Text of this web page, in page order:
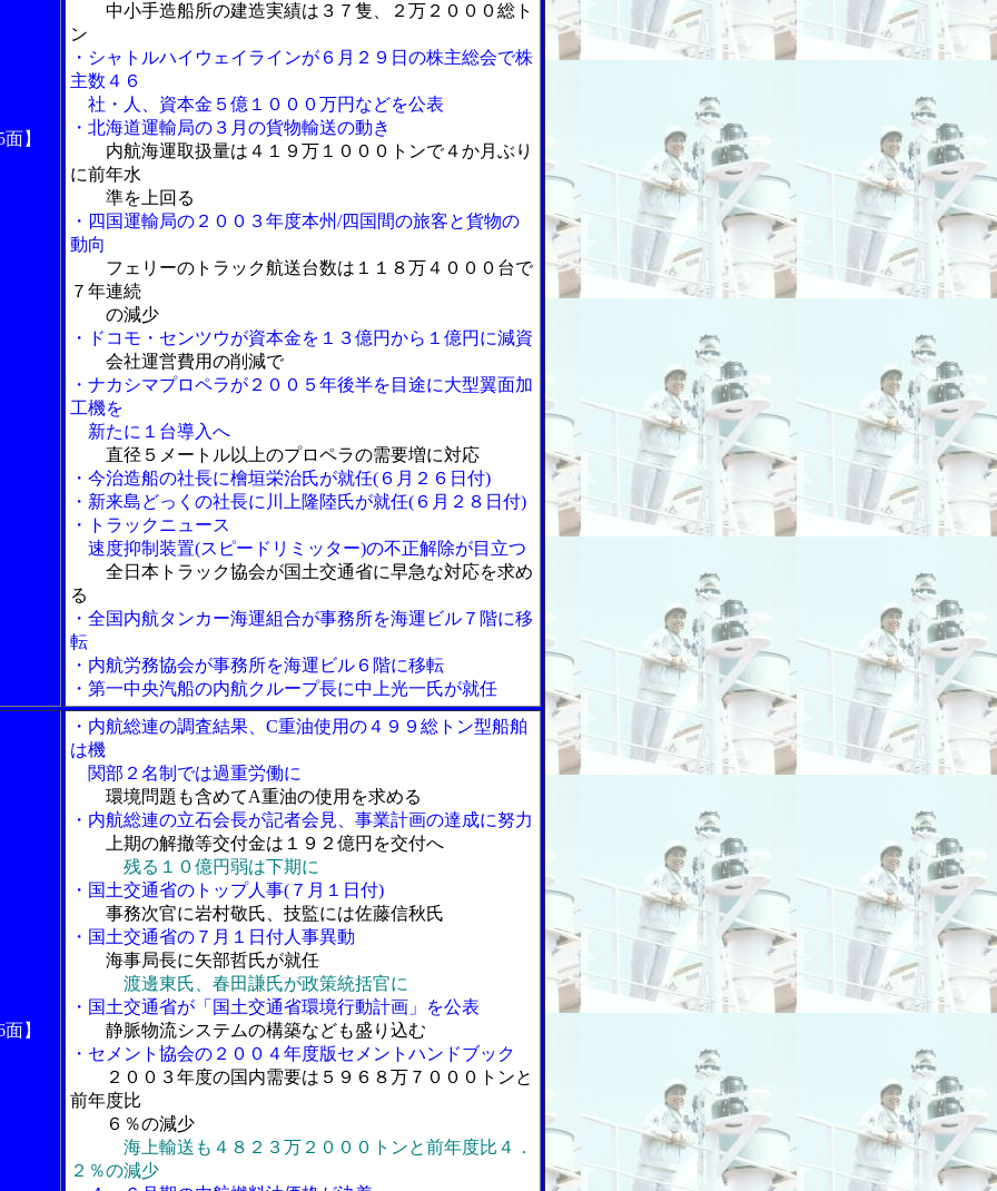
】
中小手造船所の建造実績は３７隻、２万２０００総ト
ン
・シャトルハイウェイラインが６月２９日の株主総会で株
主数４６
社・人、資本金５億１０００万円などを公表
・北海道運輸局の３月の貨物輸送の動き
内航海運取扱量は４１９万１０００トンで４か月ぶり
に前年水
準を上回る
・四国運輸局の２００３年度本州/四国間の旅客と貨物の
動向
フェリーのトラック航送台数は１１８万４０００台で
７年連続
の減少
・ドコモ・センツウが資本金を１３億円から１億円に減資
会社運営費用の削減で
・ナカシマプロペラが２００５年後半を目途に大型翼面加
工機を
新たに１台導入へ
直径５メートル以上のプロペラの需要増に対応
・今治造船の社長に檜垣栄治氏が就任(６月２６日付)
・新来島どっくの社長に川上隆陸氏が就任(６月２８日付)
・トラックニュース
速度抑制装置(スピードリミッター)の不正解除が目立つ
全日本トラック協会が国土交通省に早急な対応を求め
る
・全国内航タンカー海運組合が事務所を海運ビル７階に移
転
・内航労務協会が事務所を海運ビル６階に移転
・第一中央汽船の内航クループ長に中上光一氏が就任
】
・内航総連の調査結果、C重油使用の４９９総トン型船舶
は機
関部２名制では過重労働に
環境問題も含めてA重油の使用を求める
・内航総連の立石会長が記者会見、事業計画の達成に努力
上期の解撤等交付金は１９２億円を交付へ
残る１０億円弱は下期に
・国土交通省のトップ人事(７月１日付)
事務次官に岩村敬氏、技監には佐藤信秋氏
・国土交通省の７月１日付人事異動
海事局長に矢部哲氏が就任
渡邊東氏、春田謙氏が政策統括官に
・国土交通省が「国土交通省環境行動計画」を公表
静脈物流システムの構築なども盛り込む
・セメント協会の２００４年度版セメントハンドブック
２００３年度の国内需要は５９６８万７０００トンと
前年度比
６％の減少
海上輸送も４８２３万２０００トンと前年度比４．
２％の減少